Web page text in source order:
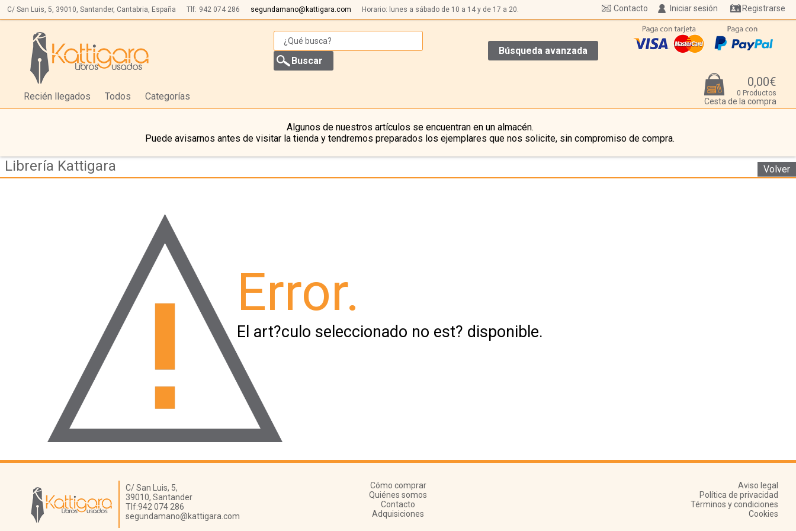
C/ San Luis, 5, 39010, Santander, Cantabria, España Tlf: 942 074 286 segundamano@kattigara.com Horario: lunes a sábado de 10 a 14 y de 17 a 20. Iniciar sesión Registrarse
Contacto
Búsqueda avanzada
Recién llegados Todos Categorías
0,00€
0 Productos
Cesta de la compra
Algunos de nuestros artículos se encuentran en un almacén.
Puede avisarnos antes de visitar la tienda y tendremos preparados los ejemplares que nos solicite, sin compromiso de compra.
Librería Kattigara Volver
Error.
El art?culo seleccionado no est? disponible.
Librería Kattigara
C/ San Luis, 5,
39010, Santander
Tlf:942 074 286
segundamano@kattigara.com
Cómo comprar
Quiénes somos
Contacto
Adquisiciones
Aviso legal
Política de privacidad
Términos y condiciones
Cookies